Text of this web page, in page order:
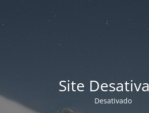
Site
Desativado